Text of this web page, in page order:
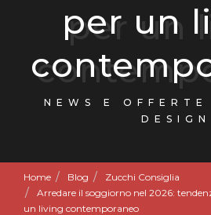
per un
NEWS E
DESIGN
Home Blog
Zucchi Consiglia
Arredare il soggiorno nel 2026:
un living contemporaneo